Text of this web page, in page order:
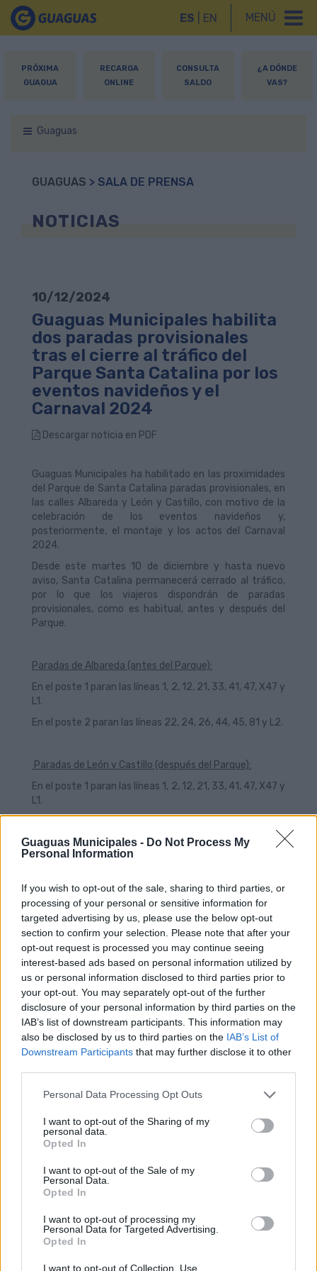
Guaguas Municipales - Do Not Process My
Personal Information
If you wish to opt-out of the sale, sharing to third parties, or
processing of your personal or sensitive information for
targeted advertising by us, please use the below opt-out
section to confirm your selection. Please note that after your
opt-out request is processed you may continue seeing
interest-based ads based on personal information utilized by
us or personal information disclosed to third parties prior to
your opt-out. You may separately opt-out of the further
disclosure of your personal information by third parties on the
IAB’s list of downstream participants. This information may
also be disclosed by us to third parties on the IAB’s List of
Downstream Participants that may further disclose it to other
Personal Data Processing Opt Outs
I want to opt-out of the Sharing of my
personal data.
Opted In
I want to opt-out of the Sale of my
Personal Data.
Opted In
I want to opt-out of processing my
Personal Data for Targeted Advertising.
Opted In
I want to opt-out of Collection, Use,
MENÚ
ES EN
PRÓXIMA
GUAGUA
RECARGA
ONLINE
CONSULTA
SALDO
¿A DÓNDE
VAS?
Guaguas
GUAGUAS > SALA DE PRENSA
NOTICIAS
10/12/2024
Guaguas Municipales habilita
dos paradas provisionales
tras el cierre al tráfico del
Parque Santa Catalina por los
eventos navideños y el
Carnaval 2024
Descargar noticia en PDF
Guaguas Municipales ha habilitado en las proximidades
del Parque de Santa Catalina paradas provisionales, en
las calles Albareda y León y Castillo, con motivo de la
celebración de los eventos navideños y,
posteriormente, el montaje y los actos del Carnaval
2024.
Desde este martes 10 de diciembre y hasta nuevo
aviso, Santa Catalina permanecerá cerrado al tráfico,
por lo que los viajeros dispondrán de paradas
provisionales, como es habitual, antes y después del
Parque.
Paradas de Albareda (antes del Parque):
En el poste 1 paran las líneas 1, 2, 12, 21, 33, 41, 47, X47 y
L1.
En el poste 2 paran las líneas 22, 24, 26, 44, 45, 81 y L2.
Paradas de León y Castillo (después del Parque):
En el poste 1 paran las líneas 1, 2, 12, 21, 33, 41, 47, X47 y
L1.
Cueto y Albareda, donde recuperan su itinerario.
Guaguas Municipales facilita el uso
del transporte público para turistas
al incorporar la tarjeta Live en su
aplicativo para móviles
11/12/2024
Guaguas Municipales amplía el abanico de posibilidades
transporte incorpora desde este miércoles en su
turística Live, que permite viajar sin límite uno o tres
días en todas las líneas regulares, al tiempo que habilita
su compra virtual en la web corporativa
de uno de los 16 proyectos de la compañía municipal de
transporte financiados con 7,6 millones de euros por el...
Guaguas Municipales destaca el
talento artístico de doce escolares